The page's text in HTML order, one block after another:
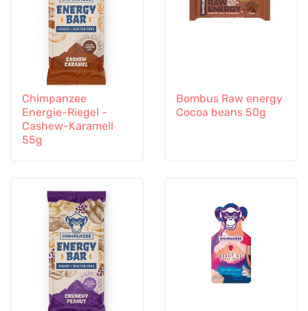
Chimpanzee
Energie-Riegel -
Cashew-Karamell
55g
Bombus Raw energy
Cocoa beans 50g